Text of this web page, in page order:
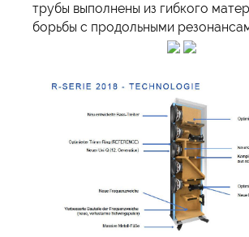
трубы выполнены из гибкого
борьбы с продольными